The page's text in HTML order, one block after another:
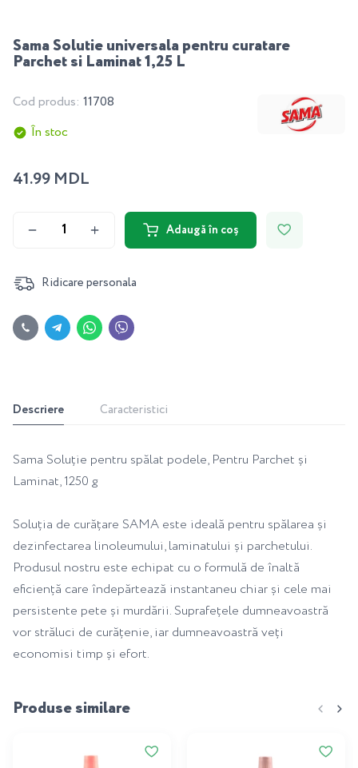
Sama Solutie universala pentru curatare
Parchet si Laminat 1,25 L
Cod produs: 11708
În stoc
41.99 MDL
Adaugă în coș
Ridicare personala
Descriere Caracteristici
Sama Soluție pentru spălat podele, Pentru Parchet și
Laminat, 1250 g
Soluția de curățare SAMA este ideală pentru spălarea și
dezinfectarea linoleumului, laminatului și parchetului.
Produsul nostru este echipat cu o formulă de înaltă
eficiență care îndepărtează instantaneu chiar și cele mai
persistente pete și murdării. Suprafețele dumneavoastră
vor străluci de curățenie, iar dumneavoastră veți
economisi timp și efort.
Produse similare